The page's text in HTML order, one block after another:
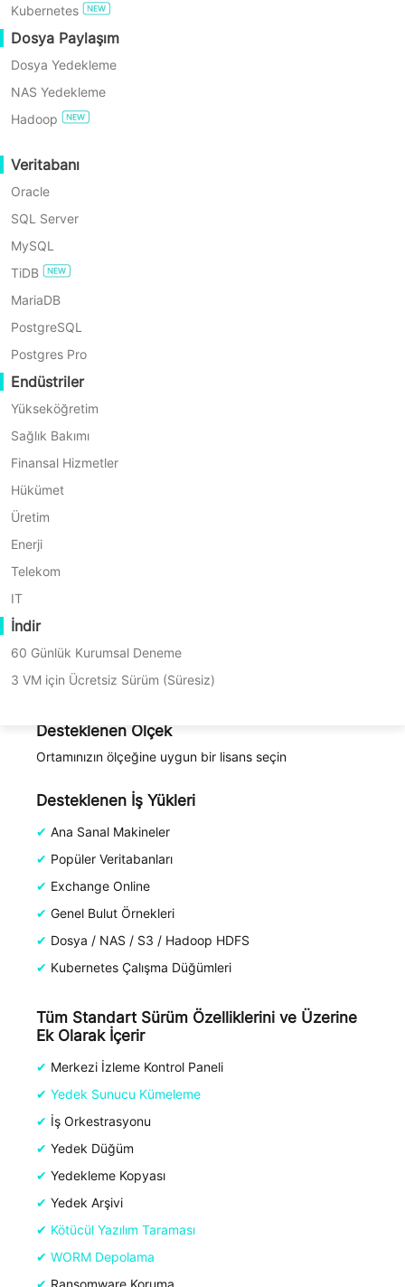
Kubernetes
Dosya Paylaşım
Dosya Yedekleme
NAS Yedekleme
Hadoop
Veritabanı
Oracle
SQL Server
MySQL
TiDB
MariaDB
PostgreSQL
Postgres Pro
Endüstriler
Yükseköğretim
Sağlık Bakımı
Finansal Hizmetler
Hükümet
Üretim
Enerji
Telekom
IT
İndir
60 Günlük Kurumsal Deneme
3 VM için Ücretsiz Sürüm (Süresiz)
Desteklenen Ölçek
2–10 soket veya 10–100 sanal makine
Hyper-V
XCP-ng
Sangfor HCI
Proxmox VE
Ana Özellikler
Ajanstan Muaft VM Yedekleme
Granüler Kurtarma
Hızlı Kurtarma
Bant Depolama
Destek
12/5 Teknik Destek
TÜM ÖZELLIKLERI GÖRÜN
Kurumsal Sürüm
Desteklenen Ölçek
Ortamınızın ölçeğine uygun bir lisans seçin
Desteklenen İş Yükleri
Ana Sanal Makineler
Popüler Veritabanları
Exchange Online
Genel Bulut Örnekleri
Dosya / NAS / S3 / Hadoop HDFS
Kubernetes Çalışma Düğümleri
Tüm Standart Sürüm Özelliklerini ve Üzerine
Ek Olarak İçerir
Merkezi İzleme Kontrol Paneli
Yedek Sunucu Kümeleme
İş Orkestrasyonu
Yedek Düğüm
Yedekleme Kopyası
Yedek Arşivi
Kötücül Yazılım Taraması
WORM Depolama
Ransomware Koruma